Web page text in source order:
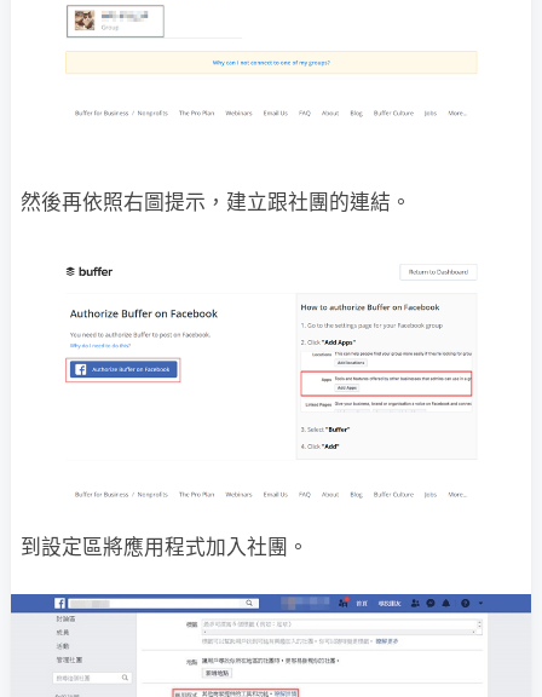
然後再依照右圖提示，建立跟社團的連結。
到設定區將應用程式加入社團。